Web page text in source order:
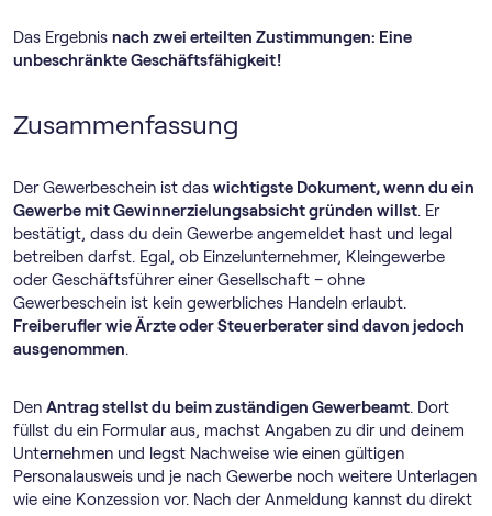
Das Ergebnis nach zwei erteilten Zustimmungen: Eine
unbeschränkte Geschäftsfähigkeit!
Zusammenfassung
Der Gewerbeschein ist das wichtigste Dokument, wenn du ein
Gewerbe mit Gewinnerzielungsabsicht gründen willst. Er
bestätigt, dass du dein Gewerbe angemeldet hast und legal
betreiben darfst. Egal, ob Einzelunternehmer, Kleingewerbe
oder Geschäftsführer einer Gesellschaft – ohne
Gewerbeschein ist kein gewerbliches Handeln erlaubt.
Freiberufler wie Ärzte oder Steuerberater sind davon jedoch
ausgenommen.
Den Antrag stellst du beim zuständigen Gewerbeamt. Dort
füllst du ein Formular aus, machst Angaben zu dir und deinem
Unternehmen und legst Nachweise wie einen gültigen
Personalausweis und je nach Gewerbe noch weitere Unterlagen
wie eine Konzession vor. Nach der Anmeldung kannst du direkt